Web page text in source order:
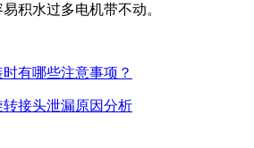
积水过多电机带不动。
有哪些注意事项？
接头泄漏原因分析